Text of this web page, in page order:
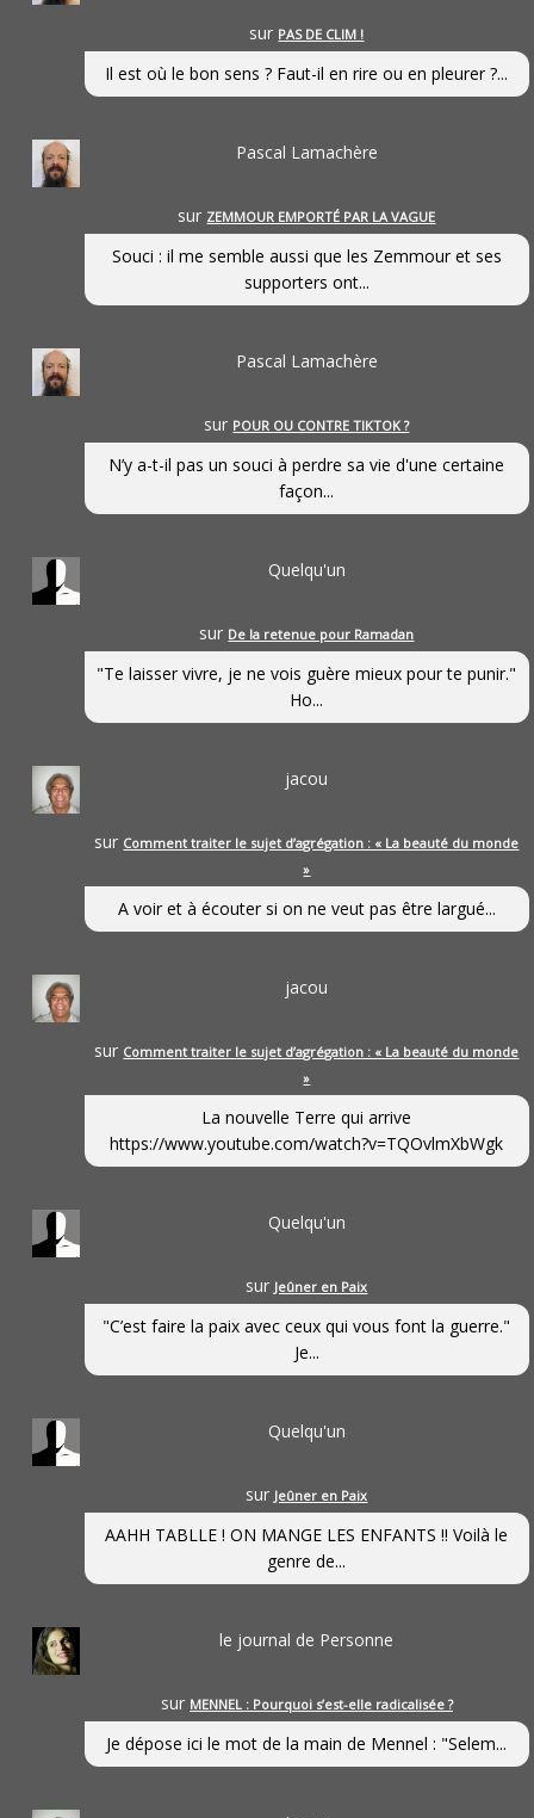
sur PAS DE CLIM !
Il est où le bon sens ? Faut-il en rire ou en pleurer ?...
Pascal Lamachère
sur ZEMMOUR EMPORTÉ PAR LA VAGUE
Souci : il me semble aussi que les Zemmour et ses
supporters ont...
Pascal Lamachère
sur POUR OU CONTRE TIKTOK ?
N’y a-t-il pas un souci à perdre sa vie d'une certaine
façon...
Quelqu'un
sur De la retenue pour Ramadan
"Te laisser vivre, je ne vois guère mieux pour te punir."
Ho...
jacou
sur Comment traiter le sujet d’agrégation : « La beauté du monde
»
A voir et à écouter si on ne veut pas être largué...
jacou
sur Comment traiter le sujet d’agrégation : « La beauté du monde
»
La nouvelle Terre qui arrive
https://www.youtube.com/watch?v=TQOvlmXbWgk
Quelqu'un
sur Jeûner en Paix
"C’est faire la paix avec ceux qui vous font la guerre."
Je...
Quelqu'un
sur Jeûner en Paix
AAHH TABLLE ! ON MANGE LES ENFANTS !! Voilà le
genre de...
le journal de Personne
sur MENNEL : Pourquoi s’est-elle radicalisée ?
Je dépose ici le mot de la main de Mennel : "Selem...